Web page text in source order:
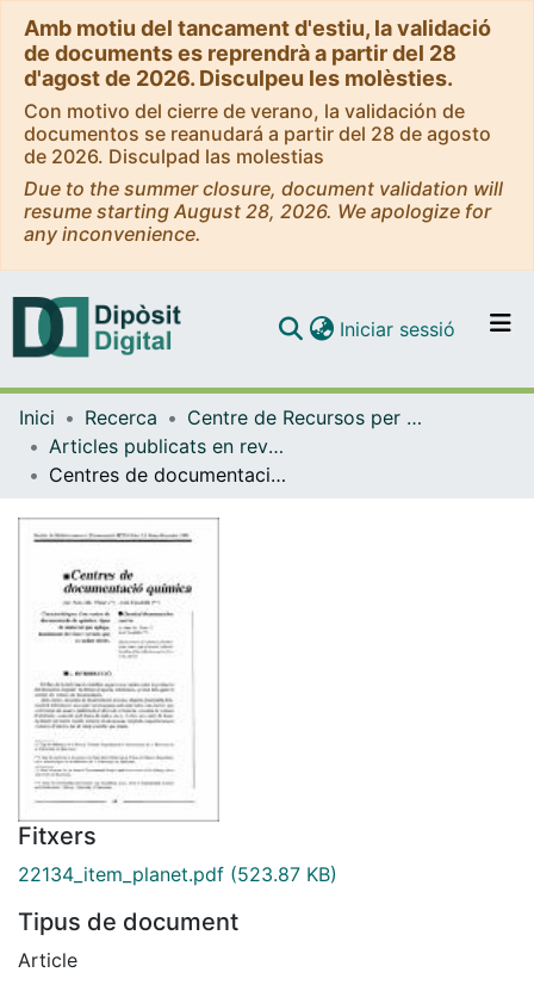
Amb motiu del tancament d'estiu, la validació
de documents es reprendrà a partir del 28
d'agost de 2026. Disculpeu les molèsties.
Con motivo del cierre de verano, la validación de
documentos se reanudará a partir del 28 de agosto
de 2026. Disculpad las molestias
Due to the summer closure, document validation will
resume starting August 28, 2026. We apologize for
any inconvenience.
Navega per tot el DD
Com publicar
Iniciar sessió (current)
Inici Recerca
Centre de Recursos per a l'Aprenentatge i la Investigació (CRAI-UB)
Articles publicats en revistes (CRAI-UB)
Centres de documentació química
Fitxers
22134_item_planet.pdf (523.87 KB)
Tipus de document
Article